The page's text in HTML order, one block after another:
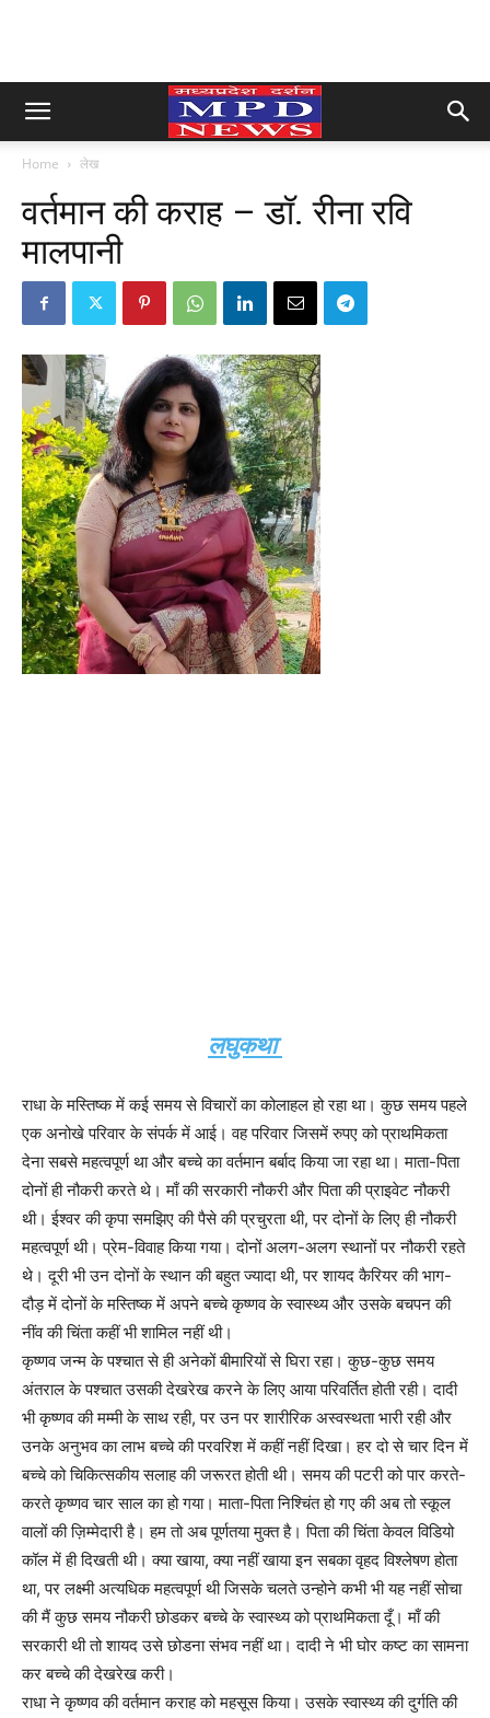
Home लेख
वर्तमान की कराह – डॉ. रीना रवि
मालपानी
लघुकथा
राधा के मस्तिष्क में कई समय से विचारों का कोलाहल हो रहा था। कुछ समय पहले
एक अनोखे परिवार के संपर्क में आई। वह परिवार जिसमें रुपए को प्राथमिकता
देना सबसे महत्वपूर्ण था और बच्चे का वर्तमान बर्बाद किया जा रहा था। माता-पिता
दोनों ही नौकरी करते थे। माँ की सरकारी नौकरी और पिता की प्राइवेट नौकरी
थी। ईश्वर की कृपा समझिए की पैसे की प्रचुरता थी, पर दोनों के लिए ही नौकरी
महत्वपूर्ण थी। प्रेम-विवाह किया गया। दोनों अलग-अलग स्थानों पर नौकरी रहते
थे। दूरी भी उन दोनों के स्थान की बहुत ज्यादा थी, पर शायद कैरियर की भाग-
दौड़ में दोनों के मस्तिष्क में अपने बच्चे कृष्णव के स्वास्थ्य और उसके बचपन की
नींव की चिंता कहीं भी शामिल नहीं थी।
कृष्णव जन्म के पश्चात से ही अनेकों बीमारियों से घिरा रहा। कुछ-कुछ समय
अंतराल के पश्चात उसकी देखरेख करने के लिए आया परिवर्तित होती रही। दादी
भी कृष्णव की मम्मी के साथ रही, पर उन पर शारीरिक अस्वस्थता भारी रही और
उनके अनुभव का लाभ बच्चे की परवरिश में कहीं नहीं दिखा। हर दो से चार दिन में
बच्चे को चिकित्सकीय सलाह की जरूरत होती थी। समय की पटरी को पार करते-
करते कृष्णव चार साल का हो गया। माता-पिता निश्चिंत हो गए की अब तो स्कूल
वालों की ज़िम्मेदारी है। हम तो अब पूर्णतया मुक्त है। पिता की चिंता केवल विडियो
कॉल में ही दिखती थी। क्या खाया, क्या नहीं खाया इन सबका वृहद विश्लेषण होता
था, पर लक्ष्मी अत्यधिक महत्वपूर्ण थी जिसके चलते उन्होने कभी भी यह नहीं सोचा
की मैं कुछ समय नौकरी छोडकर बच्चे के स्वास्थ्य को प्राथमिकता दूँ। माँ की
सरकारी थी तो शायद उसे छोडना संभव नहीं था। दादी ने भी घोर कष्ट का सामना
कर बच्चे की देखरेख करी।
राधा ने कृष्णव की वर्तमान कराह को महसूस किया। उसके स्वास्थ्य की दुर्गति की